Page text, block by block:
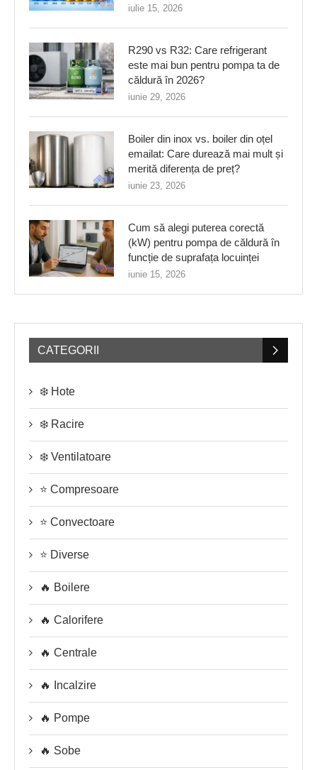
iulie 15, 2026
R290 vs R32: Care refrigerant
este mai bun pentru pompa ta de
căldură în 2026?
iunie 29, 2026
Boiler din inox vs. boiler din oțel
emailat: Care durează mai mult și
merită diferența de preț?
iunie 23, 2026
Cum să alegi puterea corectă
(kW) pentru pompa de căldură în
funcție de suprafața locuinței
iunie 15, 2026
CATEGORII
❄️ Hote
❄️ Racire
❄️ Ventilatoare
⭐ Compresoare
⭐ Convectoare
⭐ Diverse
🔥 Boilere
🔥 Calorifere
🔥 Centrale
🔥 Incalzire
🔥 Pompe
🔥 Sobe